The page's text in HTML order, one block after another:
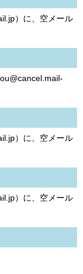
）に、空メール
）に、空メール
）に、空メール